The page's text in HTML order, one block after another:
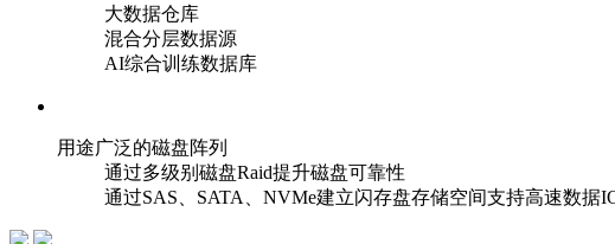
大数据仓库
混合分层数据源
AI综合训练数据库
用途广泛的磁盘阵列
通过多级别磁盘Raid提升磁盘可靠性
通过SAS、SATA、NVMe建立闪存盘存储空间支持高速数据